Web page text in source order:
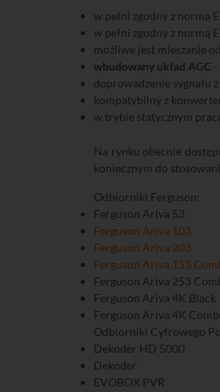
w pełni zgodny z normą
w pełni zgodny z normą
możliwe jest mieszanie
wbudowany układ AGC
doprowadzenie sygnału
kompatybilny z
w trybie statycznym
Na rynku obecnie
koniecznym do
Odbiorniki Ferguson:
Ferguson Ariva 53
Ferguson Ariva 103
Ferguson Ariva 203
Ferguson Ariva 153
Ferguson Ariva 253
Ferguson Ariva 4K Black
Ferguson Ariva 4K
Odbiorniki Cyfrowego
Dekoder HD 5000
Dekoder
EVOBOX PVR